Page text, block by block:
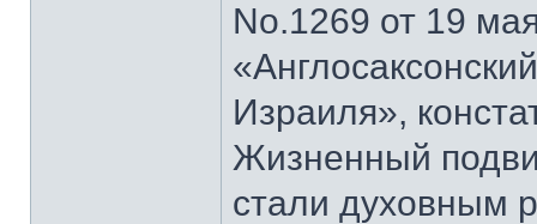
No.1269 от 19
Израиля»,
Жизненный
стали духовным